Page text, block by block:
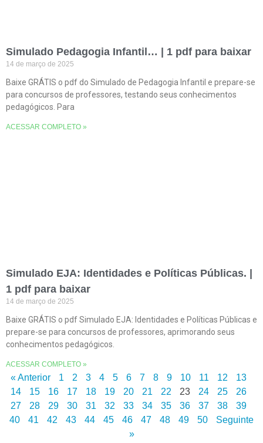
Simulado Pedagogia Infantil… | 1 pdf para baixar
14 de março de 2025
Baixe GRÁTIS o pdf do Simulado de Pedagogia Infantil e prepare-se
para concursos de professores, testando seus conhecimentos
pedagógicos. Para
ACESSAR COMPLETO »
Simulado EJA: Identidades e Políticas Públicas. |
1 pdf para baixar
14 de março de 2025
Baixe GRÁTIS o pdf Simulado EJA: Identidades e Políticas Públicas e
prepare-se para concursos de professores, aprimorando seus
conhecimentos pedagógicos.
ACESSAR COMPLETO »
« Anterior 1 2 3 4 5 6 7 8 9 10 11 12
13
14
15 16 17 18 19 20 21 22 23 24 25
26
27
28 29 30 31 32 33 34 35 36 37 38
39
40
41 42 43 44 45 46 47 48 49 50
Seguinte
»